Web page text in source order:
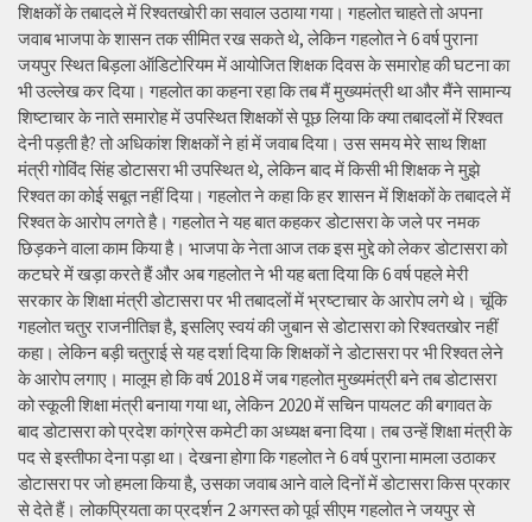
शिक्षकों के तबादले में रिश्वतखोरी का सवाल उठाया गया। गहलोत चाहते तो अपना
जवाब भाजपा के शासन तक सीमित रख सकते थे, लेकिन गहलोत ने 6 वर्ष पुराना
जयपुर स्थित बिड़ला ऑडिटोरियम में आयोजित शिक्षक दिवस के समारोह की घटना का
भी उल्लेख कर दिया। गहलोत का कहना रहा कि तब मैं मुख्यमंत्री था और मैंने सामान्य
शिष्टाचार के नाते समारोह में उपस्थित शिक्षकों से पूछ लिया कि क्या तबादलों में रिश्वत
देनी पड़ती है? तो अधिकांश शिक्षकों ने हां में जवाब दिया। उस समय मेरे साथ शिक्षा
मंत्री गोविंद सिंह डोटासरा भी उपस्थित थे, लेकिन बाद में किसी भी शिक्षक ने मुझे
रिश्वत का कोई सबूत नहीं दिया। गहलोत ने कहा कि हर शासन में शिक्षकों के तबादले में
रिश्वत के आरोप लगते है। गहलोत ने यह बात कहकर डोटासरा के जले पर नमक
छिड़कने वाला काम किया है। भाजपा के नेता आज तक इस मुद्दे को लेकर डोटासरा को
कटघरे में खड़ा करते हैं और अब गहलोत ने भी यह बता दिया कि 6 वर्ष पहले मेरी
सरकार के शिक्षा मंत्री डोटासरा पर भी तबादलों में भ्रष्टाचार के आरोप लगे थे। चूंकि
गहलोत चतुर राजनीतिज्ञ है, इसलिए स्वयं की जुबान से डोटासरा को रिश्वतखोर नहीं
कहा। लेकिन बड़ी चतुराई से यह दर्शा दिया कि शिक्षकों ने डोटासरा पर भी रिश्वत लेने
के आरोप लगाए। मालूम हो कि वर्ष 2018 में जब गहलोत मुख्यमंत्री बने तब डोटासरा
को स्कूली शिक्षा मंत्री बनाया गया था, लेकिन 2020 में सचिन पायलट की बगावत के
बाद डोटासरा को प्रदेश कांग्रेस कमेटी का अध्यक्ष बना दिया। तब उन्हें शिक्षा मंत्री के
पद से इस्तीफा देना पड़ा था। देखना होगा कि गहलोत ने 6 वर्ष पुराना मामला उठाकर
डोटासरा पर जो हमला किया है, उसका जवाब आने वाले दिनों में डोटासरा किस प्रकार
से देते हैं। लोकप्रियता का प्रदर्शन 2 अगस्त को पूर्व सीएम गहलोत ने जयपुर से